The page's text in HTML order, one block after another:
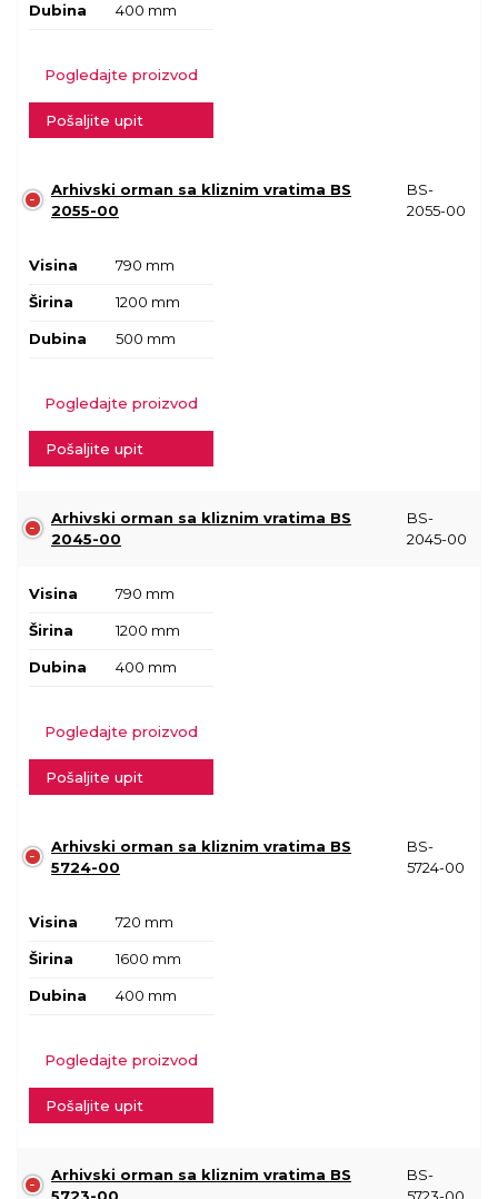
Dubina 400 mm
Pogledajte proizvod
Pošaljite upit
Arhivski orman sa kliznim vratima BS
2055-00
BS-
2055-00
Visina 790 mm
Širina 1200 mm
Dubina 500 mm
Pogledajte proizvod
Pošaljite upit
Arhivski orman sa kliznim vratima BS
2045-00
BS-
2045-00
Visina 790 mm
Širina 1200 mm
Dubina 400 mm
Pogledajte proizvod
Pošaljite upit
Arhivski orman sa kliznim vratima BS
5724-00
BS-
5724-00
Visina 720 mm
Širina 1600 mm
Dubina 400 mm
Pogledajte proizvod
Pošaljite upit
Arhivski orman sa kliznim vratima BS
BS-